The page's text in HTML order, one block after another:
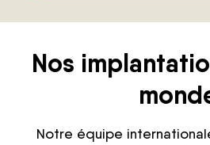
Nos
Notre équipe